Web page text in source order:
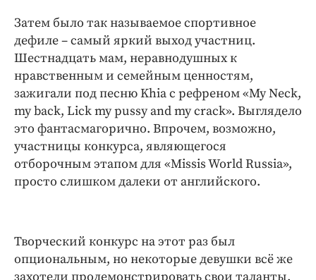
Затем было так называемое спортивное
дефиле – самый яркий выход участниц.
Шестнадцать мам, неравнодушных к
нравственным и семейным ценностям,
зажигали под песню Khia с рефреном «My Neck,
my back, Lick my pussy and my crack». Выглядело
это фантасмагорично. Впрочем, возможно,
участницы конкурса, являющегося
отборочным этапом для «Missis World Russia»,
просто слишком далеки от английского.
Творческий конкурс на этот раз был
опциональным, но некоторые девушки всё же